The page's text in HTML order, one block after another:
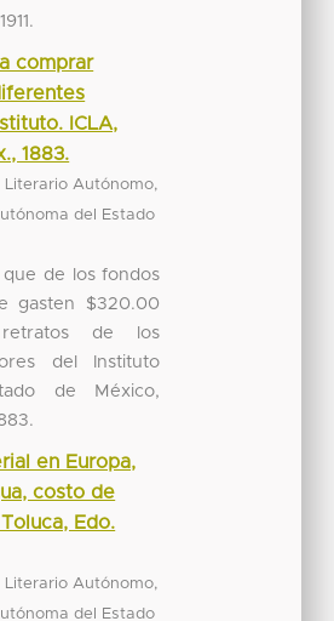
comprar
ICLA,
1883.
Literario Autónomo,
del Estado
de los fondos
gasten $320.00
de los
del Instituto
de México,
en Europa,
costo de
Edo.
Literario Autónomo,
del Estado